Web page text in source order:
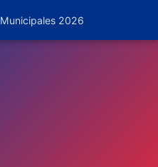
Municipales 2026